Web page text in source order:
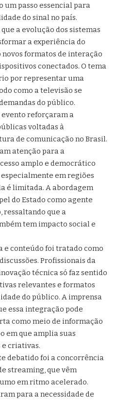
um passo essencial para
do sinal no país.
a evolução dos sistemas
a experiência do
formatos de interação
conectados. O tema
por representar uma
como a televisão se
do público.
reforçaram a
voltadas à
de comunicação no Brasil.
atenção para a
amplo e democrático
em regiões
é limitada. A abordagem
do Estado como agente
ressaltando que a
tem impacto social e
e conteúdo foi tratado como
Profissionais da
técnica só faz sentido
relevantes e formatos
do público. A imprensa
essa integração pode
como meio de informação
em que amplia suas
criativas.
debatido foi a concorrência
streaming, que vêm
em ritmo acelerado.
para a necessidade de